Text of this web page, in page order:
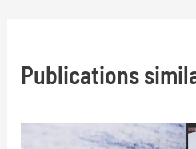
Publications